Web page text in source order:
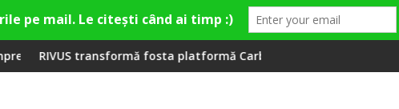
la Fashion Village
fosta platformă Carbochim într-un nou centru cultural și de
Când luna devine o